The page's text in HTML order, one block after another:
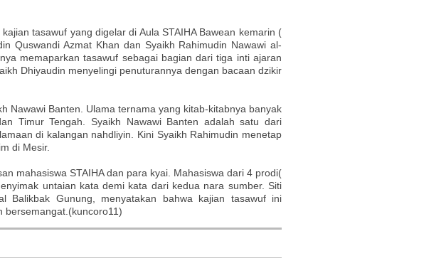
tasawuf yang digelar di Aula STAIHA Bawean kemarin (
Quswandi Azmat Khan dan Syaikh Rahimudin Nawawi al-
memaparkan tasawuf sebagai bagian dari tiga inti ajaran
Dhiyaudin menyelingi penuturannya dengan bacaan dzikir
Nawawi Banten. Ulama ternama yang kitab-kitabnya banyak
Timur Tengah. Syaikh Nawawi Banten adalah satu dari
di kalangan nahdliyin. Kini Syaikh Rahimudin menetap
di Mesir.
mahasiswa STAIHA dan para kyai. Mahasiswa dari 4 prodi(
untaian kata demi kata dari kedua nara sumber. Siti
Balikbak Gunung, menyatakan bahwa kajian tasawuf ini
bersemangat.(kuncoro11)